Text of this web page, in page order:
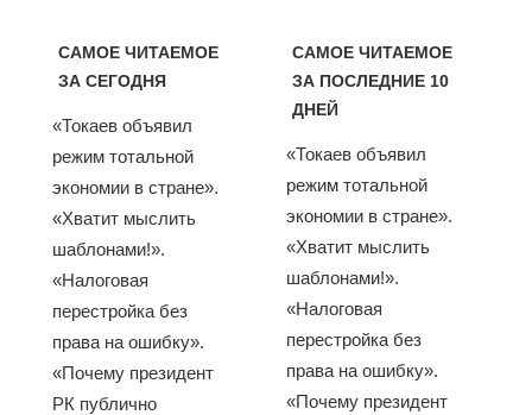
САМОЕ ЧИТАЕМОЕ
ЗА СЕГОДНЯ
«Токаев объявил
режим тотальной
экономии в стране».
«Хватит мыслить
шаблонами!».
«Налоговая
перестройка без
права на ошибку».
«Почему президент
РК публично
САМОЕ ЧИТАЕМОЕ
ЗА ПОСЛЕДНИЕ 10
ДНЕЙ
«Токаев объявил
режим тотальной
экономии в стране».
«Хватит мыслить
шаблонами!».
«Налоговая
перестройка без
права на ошибку».
«Почему президент